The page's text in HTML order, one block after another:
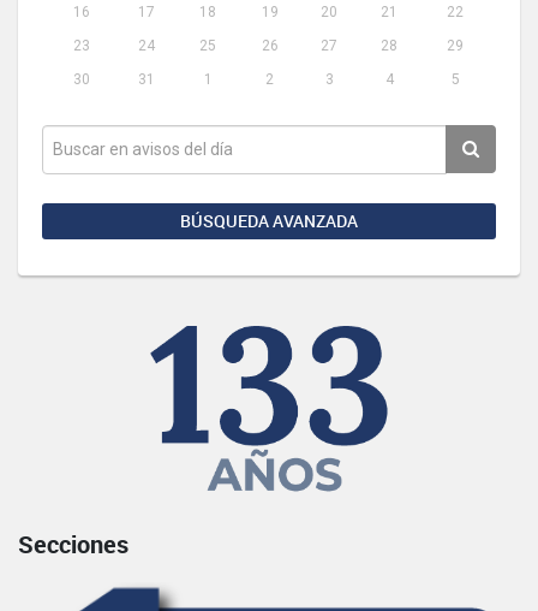
16
17 18 19 20 21
22
23
24 25 26 27 28
29
30
31 1 2 3 4 5
BÚSQUEDA AVANZADA
Secciones